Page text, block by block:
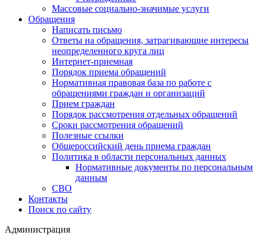
Массовые социально-значимые услуги
Обращения
Написать письмо
Ответы на обращения, затрагивающие интересы
неопределенного круга лиц
Интернет-приемная
Порядок приема обращений
Нормативная правовая база по работе с
обращениями граждан и организаций
Прием граждан
Порядок рассмотрения отдельных обращений
Сроки рассмотрения обращений
Полезные ссылки
Общероссийский день приема граждан
Политика в области персональных данных
Нормативные документы по персональным
данным
СВО
Контакты
Поиск по сайту
Администрация